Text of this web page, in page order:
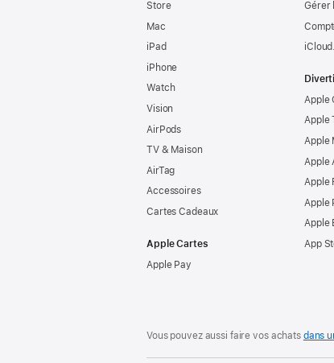
Store
Mac
iPad
iPhone
Watch
Vision
AirPods
TV & Maison
AirTag
Accessoires
Cartes Cadeaux
Apple Cartes
Apple Pay
Gérer
Apple
Apple
Apple
Apple
Apple
Apple
Apple
App
Vous pouvez aussi faire vos achats dans